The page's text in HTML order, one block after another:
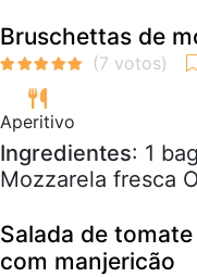
Bruschettas de
Aperitivo
Ingredientes: 1
Mozzarela fresca
Salada de
com manjericão